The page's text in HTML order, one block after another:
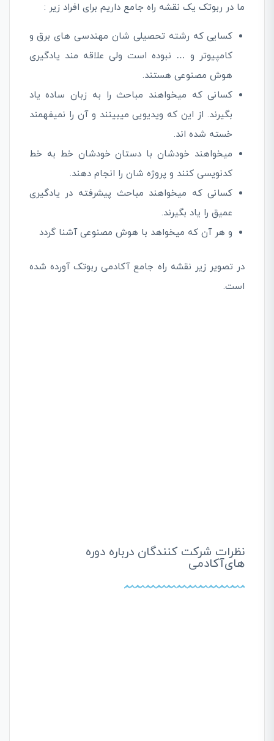
ما در ربوتک یک نقشه راه جامع داریم برای افراد زیر :
کسایی که رشته تحصیلی شان مهندسی های برق و
کامپیوتر و … نبوده است ولی علاقه مند یادگیری
هوش مصنوعی هستند.
کسانی که میخواهند مباحث را به زبان ساده یاد
بگیرند. از این که ویدیویی میبینند و آن را نمیفهمند
خسته شده اند.
میخواهند خودشان با دستان خودشان خط به خط
کدنویسی کنند و پروژه شان را انجام دهند.
کسانی که میخواهند مباحث پیشرفته در یادگیری
عمیق را یاد بگیرند.
و هر آن که میخواهد با هوش مصنوعی آشنا گردد
در تصویر زیر نقشه راه جامع آکادمی ربوتک آورده شده
است.
نظرات شرکت کنندگان درباره دوره
های‌آکادمی